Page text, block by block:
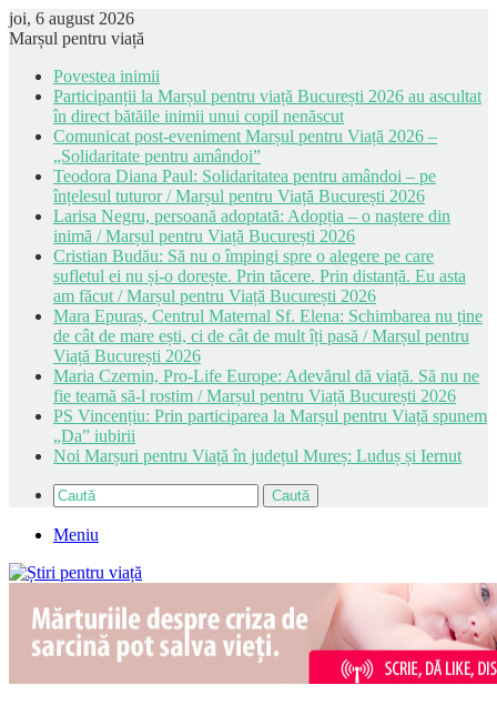
joi, 6 august 2026
Marșul pentru viață
Povestea inimii
Participanții la Marșul pentru viață București 2026 au ascultat
în direct bătăile inimii unui copil nenăscut
Comunicat post-eveniment Marșul pentru Viață 2026 –
„Solidaritate pentru amândoi”
Teodora Diana Paul: Solidaritatea pentru amândoi – pe
înțelesul tuturor / Marșul pentru Viață București 2026
Larisa Negru, persoană adoptată: Adopția – o naștere din
inimă / Marșul pentru Viață București 2026
Cristian Budău: Să nu o împingi spre o alegere pe care
sufletul ei nu și-o dorește. Prin tăcere. Prin distanță. Eu asta
am făcut / Marșul pentru Viață București 2026
Mara Epuraș, Centrul Maternal Sf. Elena: Schimbarea nu ține
de cât de mare ești, ci de cât de mult îți pasă / Marșul pentru
Viață București 2026
Maria Czernin, Pro-Life Europe: Adevărul dă viață. Să nu ne
fie teamă să-l rostim / Marșul pentru Viață București 2026
PS Vincențiu: Prin participarea la Marșul pentru Viață spunem
„Da” iubirii
Noi Marșuri pentru Viață în județul Mureș: Luduș și Iernut
Caută
Meniu